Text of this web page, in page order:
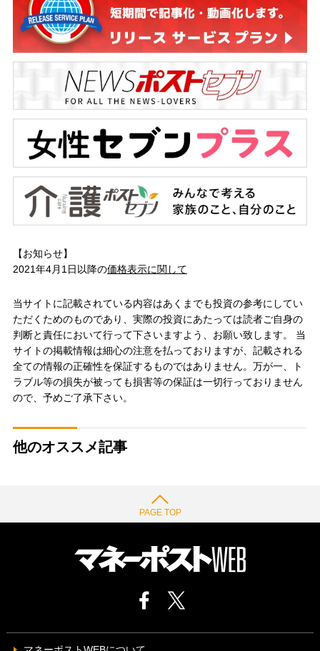
【お知らせ】
2021年4月1日以降の価格表示に関して
当サイトに記載されている内容はあくまでも投資の参考にしてい
ただくためのものであり、実際の投資にあたっては読者ご自身の
判断と責任において行って下さいますよう、お願い致します。 当
サイトの掲載情報は細心の注意を払っておりますが、記載される
全ての情報の正確性を保証するものではありません。万が一、ト
ラブル等の損失が被っても損害等の保証は一切行っておりません
ので、予めご了承下さい。
他のオススメ記事
PAGE TOP